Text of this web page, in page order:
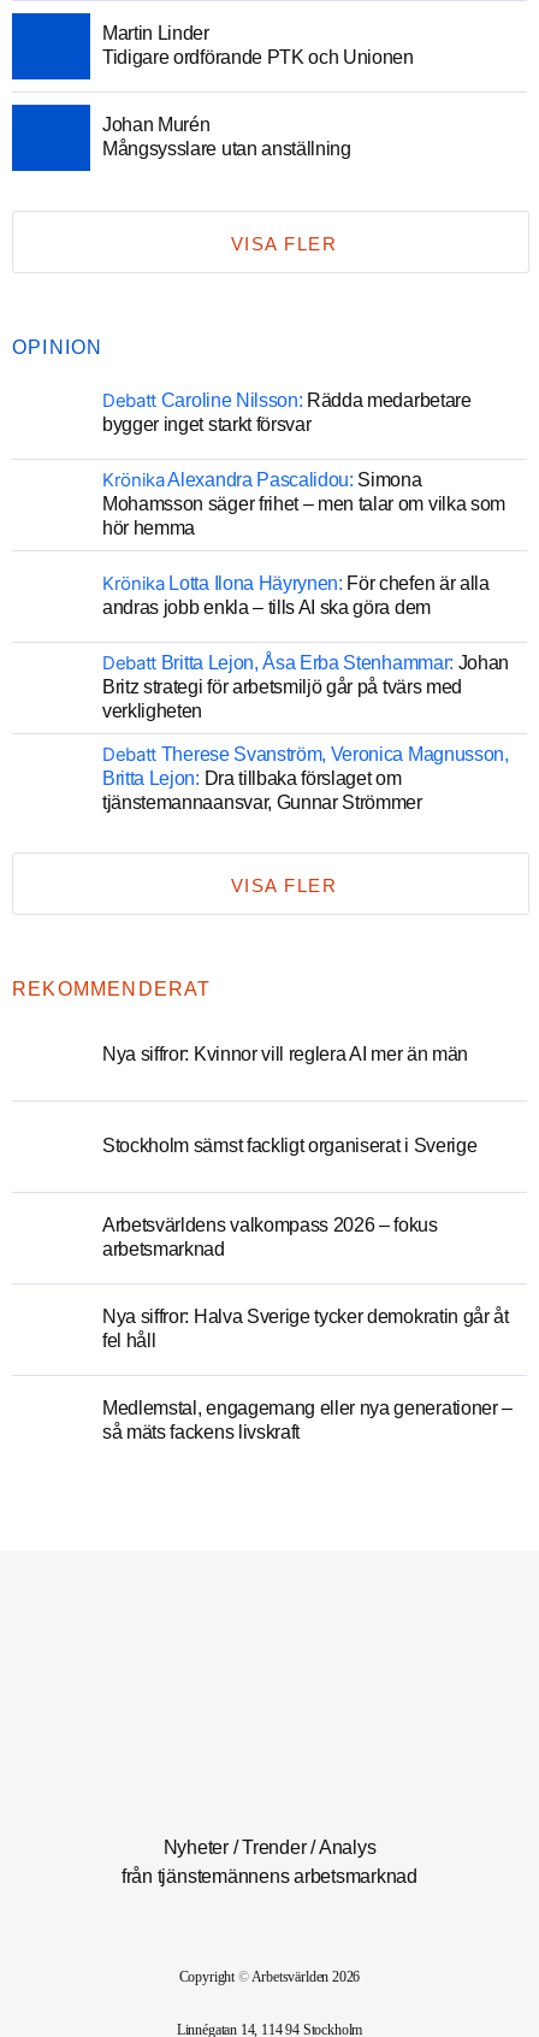
Martin Linder
Tidigare ordförande PTK och Unionen
Johan Murén
Mångsysslare utan anställning
VISA FLER
OPINION
Debatt Caroline Nilsson: Rädda medarbetare
bygger inget starkt försvar
KrönikaAlexandra Pascalidou: Simona
Mohamsson säger frihet – men talar om vilka som
hör hemma
Krönika Lotta Ilona Häyrynen: För chefen är alla
andras jobb enkla – tills AI ska göra dem
Debatt Britta Lejon, Åsa Erba Stenhammar: Johan
Britz strategi för arbetsmiljö går på tvärs med
verkligheten
Debatt Therese Svanström, Veronica Magnusson,
Britta Lejon: Dra tillbaka förslaget om
tjänstemannaansvar, Gunnar Strömmer
VISA FLER
REKOMMENDERAT
Nya siffror: Kvinnor vill reglera AI mer än män
Stockholm sämst fackligt organiserat i Sverige
Arbetsvärldens valkompass 2026 – fokus
arbetsmarknad
Nya siffror: Halva Sverige tycker demokratin går åt
fel håll
Medlemstal, engagemang eller nya generationer –
så mäts fackens livskraft
Nyheter / Trender / Analys
från tjänstemännens arbetsmarknad
Copyright©Arbetsvärlden 2026
Linnégatan 14, 114 94 Stockholm